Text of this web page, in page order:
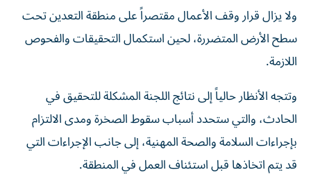
ولا يزال قرار وقف الأعمال مقتصراً على منطقة التعدين تحت
سطح الأرض المتضررة، لحين استكمال التحقيقات والفحوص
اللازمة.
وتتجه الأنظار حالياً إلى نتائج اللجنة المشكلة للتحقيق في
الحادث، والتي ستحدد أسباب سقوط الصخرة ومدى الالتزام
بإجراءات السلامة والصحة المهنية، إلى جانب الإجراءات التي
قد يتم اتخاذها قبل استئناف العمل في المنطقة.